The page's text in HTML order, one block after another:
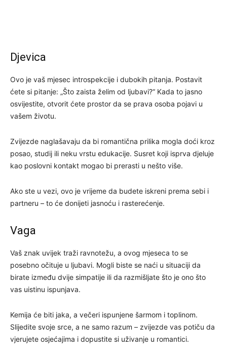
Djevica
Ovo je vaš mjesec introspekcije i dubokih pitanja. Postavit
ćete si pitanje: „Što zaista želim od ljubavi?“ Kada to jasno
osvijestite, otvorit ćete prostor da se prava osoba pojavi u
vašem životu.
Zvijezde naglašavaju da bi romantična prilika mogla doći kroz
posao, studij ili neku vrstu edukacije. Susret koji isprva djeluje
kao poslovni kontakt mogao bi prerasti u nešto više.
Ako ste u vezi, ovo je vrijeme da budete iskreni prema sebi i
partneru – to će donijeti jasnoću i rasterećenje.
Vaga
Vaš znak uvijek traži ravnotežu, a ovog mjeseca to se
posebno očituje u ljubavi. Mogli biste se naći u situaciji da
birate između dvije simpatije ili da razmišljate što je ono što
vas uistinu ispunjava.
Kemija će biti jaka, a večeri ispunjene šarmom i toplinom.
Slijedite svoje srce, a ne samo razum – zvijezde vas potiču da
vjerujete osjećajima i dopustite si uživanje u romantici.